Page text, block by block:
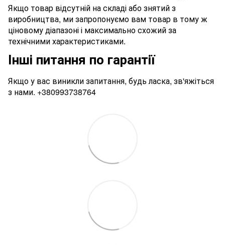
Якщо товар відсутній на складі або знятий з
виробництва, ми запропонуємо вам товар в тому ж
ціновому діапазоні і максимально схожий за
технічними характеристиками.
Інші питання по гарантії
Якщо у вас виникли запитання, будь ласка, зв'яжіться
з нами. +380993738764